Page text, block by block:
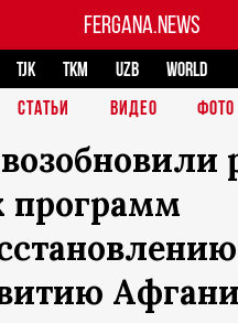
FERGANA.NEWS
TJK TKM UZB
WORLD
СТАТЬИ ВИДЕО ФОТО
программ